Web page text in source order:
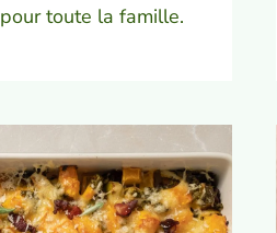
toute la famille.